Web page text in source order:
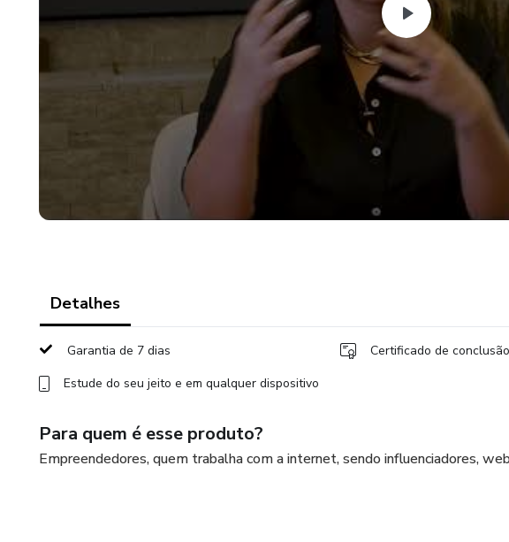
Ao aplicar o método que vou te ensinar, o seu
mina de ouro! Você vai aprender, de forma
cole, sem estratégias fechadas, o Stories de
treinar sua atuação em microvídeo a partir de
Detalhes
Garantia de 7 dias
Certificado de conclusão
Estude do seu jeito e em qualquer dispositivo
Para quem é esse produto?
Empreendedores, quem trabalha com a internet, sendo influenciadores,